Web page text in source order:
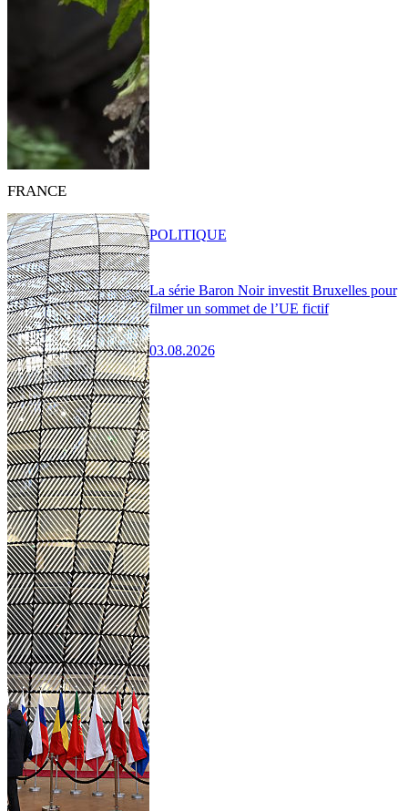
FRANCE
La série Baron Noir investit Bruxelles pour
filmer un sommet de l’UE fictif
03.08.2026
POLITIQUE